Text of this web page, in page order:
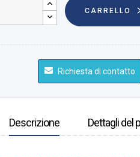
CARRELLO
Richiesta di contatto
Descrizione Dettagli del